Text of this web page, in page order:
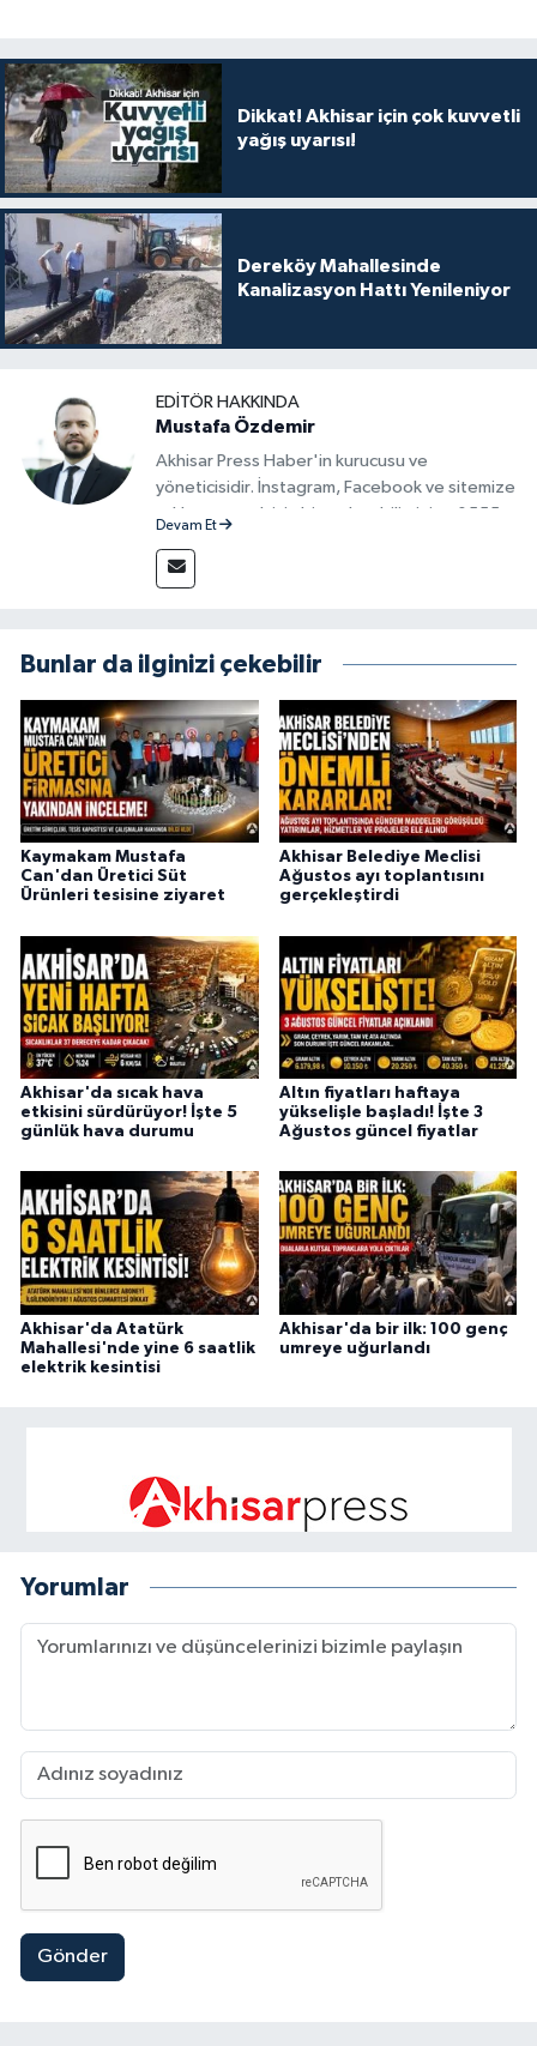
Dikkat! Akhisar için çok kuvvetli
yağış uyarısı!
Dereköy Mahallesinde
Kanalizasyon Hattı Yenileniyor
EDITÖR HAKKINDA
Mustafa Özdemir
Akhisar Press Haber'in kurucusu ve
yöneticisidir. İnstagram, Facebook ve sitemize
reklam vermek için bize ulaşabilirsiniz - 0555
Devam Et
Bunlar da ilginizi çekebilir
Kaymakam Mustafa
Can'dan Üretici Süt
Ürünleri tesisine ziyaret
Akhisar Belediye Meclisi
Ağustos ayı toplantısını
gerçekleştirdi
Akhisar'da sıcak hava
etkisini sürdürüyor! İşte 5
günlük hava durumu
Altın fiyatları haftaya
yükselişle başladı! İşte 3
Ağustos güncel fiyatlar
Akhisar'da Atatürk
Mahallesi'nde yine 6 saatlik
elektrik kesintisi
Akhisar'da bir ilk: 100 genç
umreye uğurlandı
Yorumlar
Gönder